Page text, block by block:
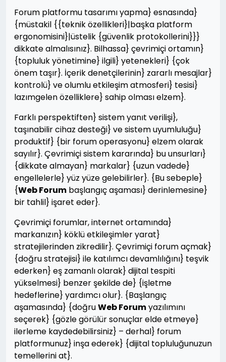
Forum platformu tasarımı yapma} esnasında}
{müstakil {{teknik özellikleri}|başka platform
ergonomisini}|üstelik {güvenlik protokollerini}}}
dikkate almalısınız}. Bilhassa} çevrimiçi ortamın}
{topluluk yönetimine} ilgili} yetenekleri} {çok
önem taşır}. İçerik denetçilerinin} zararlı mesajlar}
kontrolü} ve olumlu etkileşim atmosferi} tesisi}
lazımgelen özelliklere} sahip olması elzem}.
Farklı perspektiften} sistem yanıt verilişi},
taşınabilir cihaz desteği} ve sistem uyumluluğu}
produktif} {bir forum operasyonu} elzem olarak
sayılır}. Çevrimiçi sistem kararında} bu unsurları}
{dikkate almayan} markalar} {uzun vadede}
engellelerle} yüz yüze gelebilirler}. {Bu sebeple}
{Web Forum başlangıç aşaması} derinlemesine}
bir tahlil} işaret eder}.
Çevrimiçi forumlar, internet ortamında}
markanızın} köklü etkileşimler yarat}
stratejilerinden zikredilir}. Çevrimiçi forum açmak}
{doğru stratejisi} ile katılımcı devamlılığını} teşvik
ederken} eş zamanlı olarak} dijital tespiti
yükselmesi} benzer şekilde de} {işletme
hedeflerine} yardımcı olur}. {Başlangıç
aşamasında} {doğruWeb Forumyazılımını
seçerek} {gözle görülür sonuçlar elde etmeye}
ilerleme kaydedebilirsiniz} – derhal} forum
platformunuz} inşa ederek} {dijital topluluğunuzun
temellerini at}.